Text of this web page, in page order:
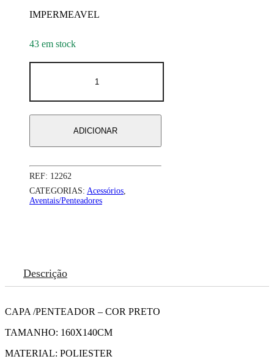
IMPERMEAVEL
43 em stock
de
de
Penteador
Preto
ADICIONAR
REF: 12262
CATEGORIAS: Acessórios
Aventais/Penteadores
Descrição
CAPA /PENTEADOR – COR PRETO
TAMANHO: 160X140CM
MATERIAL: POLIESTER